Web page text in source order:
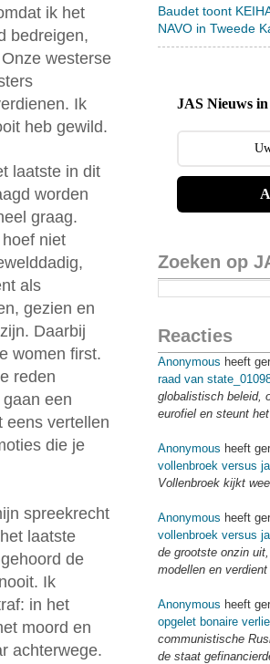
ik het
bedreigen,
westerse
Ik
heb gewild.
laatste in dit
worden
graag.
niet
als
gezien en
Daarbij
women first.
reden
een
eens vertellen
die je
spreekrecht
laatste
de
Ik
in het
moord en
achterwege.
Baudet toont
NAVO in Tweede
JAS Nieuws
Zoeken op
Reacties
Anonymous heeft
raad van
globalistisch beleid,
eurofiel en steunt
Anonymous heeft
vollenbroek versus
Vollenbroek kijkt
Anonymous heeft
vollenbroek versus
de grootste onzin
modellen en
Anonymous heeft
opgelet bonaire
communistische
de staat